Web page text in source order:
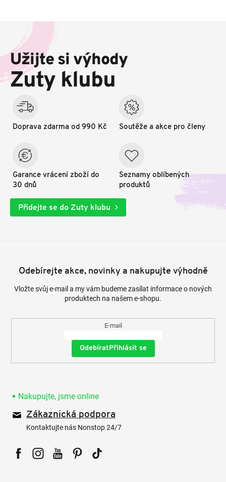
a
í
Užijte si výhody
Zuty klubu
Doprava zdarma od 990 Kč
Garance vrácení zboží do
30 dnů
Soutěže a akce pro členy
Seznamy oblíbených
produktů
Přidejte se do Zuty klubu
Odebírejte akce, novinky a nakupujte výhodně
Vložte svůj e-mail a my vám budeme zasílat informace o nových
produktech na našem e-shopu.
E-mail
Přihlásit se
Nakupujte, jsme online
Zákaznická podpora
Kontaktujte nás Nonstop 24/7